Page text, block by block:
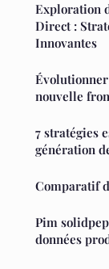
Exploration
Direct :
Innovantes
nouvelle
7 stratégies
génération
Comparatif
Pim
données